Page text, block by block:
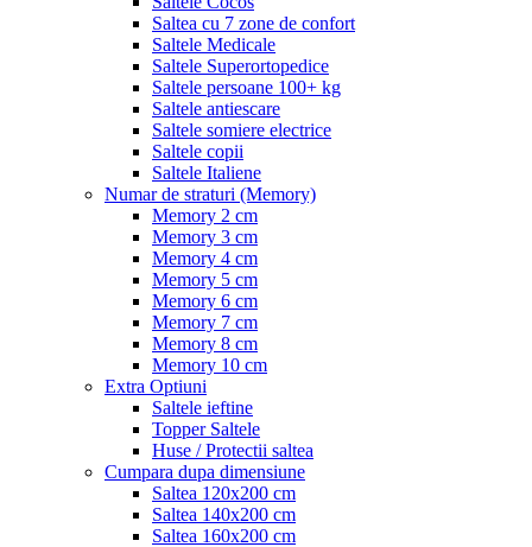
Saltea cu 7 zone de confort
Saltele Medicale
Saltele Superortopedice
Saltele persoane 100+ kg
Saltele antiescare
Saltele somiere electrice
Saltele copii
Saltele Italiene
Numar de straturi (Memory)
Memory 2 cm
Memory 3 cm
Memory 4 cm
Memory 5 cm
Memory 6 cm
Memory 7 cm
Memory 8 cm
Memory 10 cm
Extra Optiuni
Saltele ieftine
Topper Saltele
Huse / Protectii saltea
Cumpara dupa dimensiune
Saltea 120x200 cm
Saltea 140x200 cm
Saltea 160x200 cm